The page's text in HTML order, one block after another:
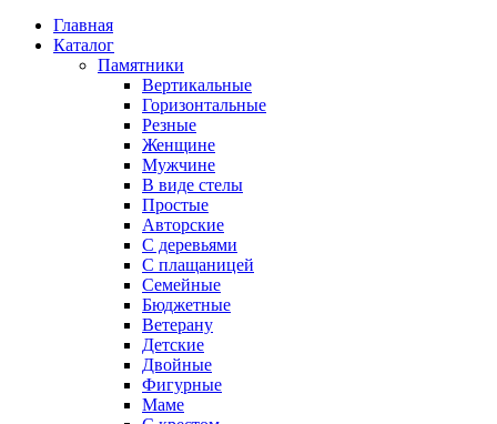
Главная
Каталог
Памятники
Вертикальные
Горизонтальные
Резные
Женщине
Мужчине
В виде стелы
Простые
Авторские
С деревьями
С плащаницей
Семейные
Бюджетные
Ветерану
Детские
Двойные
Фигурные
Маме